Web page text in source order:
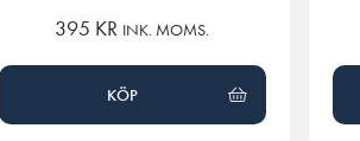
GY11 TILL GY25 (KOPIA)
395 KR INK. MOMS.
KÖP